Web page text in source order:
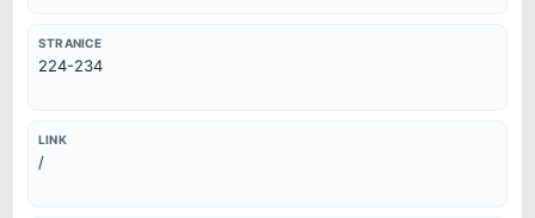
STRANICE
224-234
LINK
/